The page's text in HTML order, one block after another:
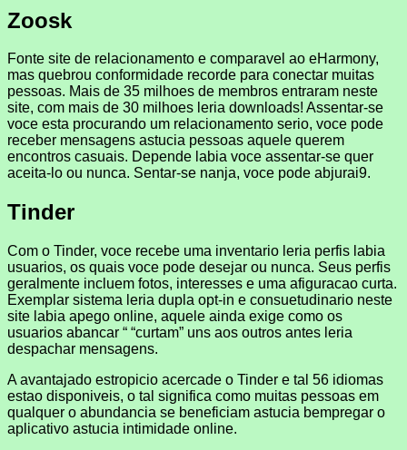
Zoosk
Fonte site de relacionamento e comparavel ao eHarmony,
mas quebrou conformidade recorde para conectar muitas
pessoas. Mais de 35 milhoes de membros entraram neste
site, com mais de 30 milhoes leria downloads! Assentar-se
voce esta procurando um relacionamento serio, voce pode
receber mensagens astucia pessoas aquele querem
encontros casuais. Depende labia voce assentar-se quer
aceita-lo ou nunca. Sentar-se nanja, voce pode abjurai9.
Tinder
Com o Tinder, voce recebe uma inventario leria perfis labia
usuarios, os quais voce pode desejar ou nunca. Seus perfis
geralmente incluem fotos, interesses e uma afiguracao curta.
Exemplar sistema leria dupla opt-in e consuetudinario neste
site labia apego online, aquele ainda exige como os
usuarios abancar “ “curtam” uns aos outros antes leria
despachar mensagens.
A avantajado estropicio acercade o Tinder e tal 56 idiomas
estao disponiveis, o tal significa como muitas pessoas em
qualquer o abundancia se beneficiam astucia bempregar o
aplicativo astucia intimidade online.